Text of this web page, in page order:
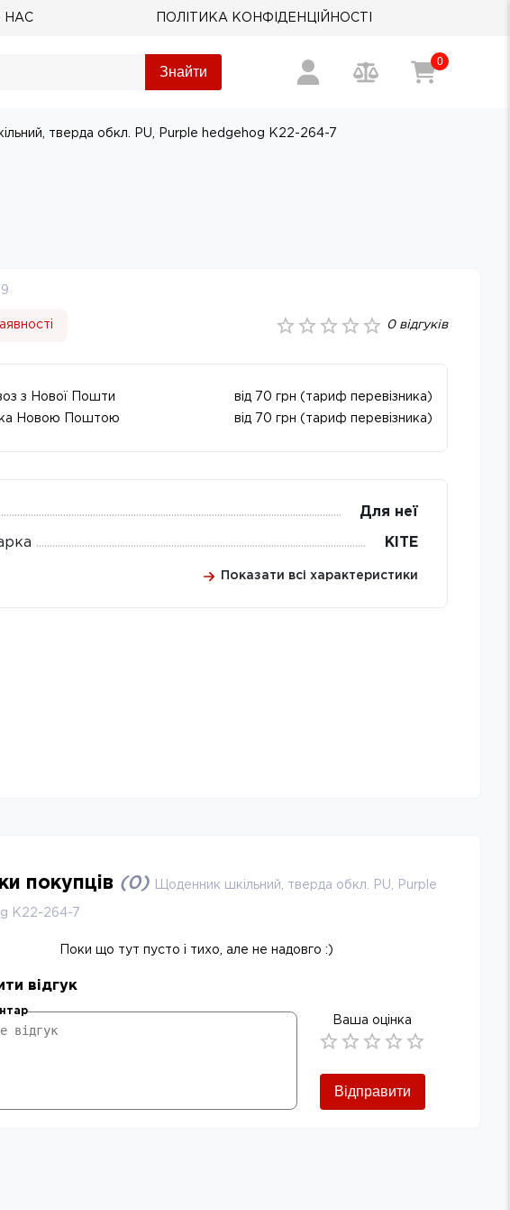
НАС ПОЛІТИКА КОНФІДЕНЦІЙНОСТІ
Знайти
0
тверда обкл. PU, Purple hedgehog K22-264-7
0відгуків
з Нової Пошти
від 70 грн (тариф перевізника)
Новою Поштою
від 70 грн (тариф перевізника)
Для неї
KITE
Показати всі характеристики
покупців (0) Щоденник шкільний, тверда обкл. PU, Purple
K22-264-7
Поки що тут пусто і тихо, але не надовго :)
відгук
Ваша оцінка
Відправити